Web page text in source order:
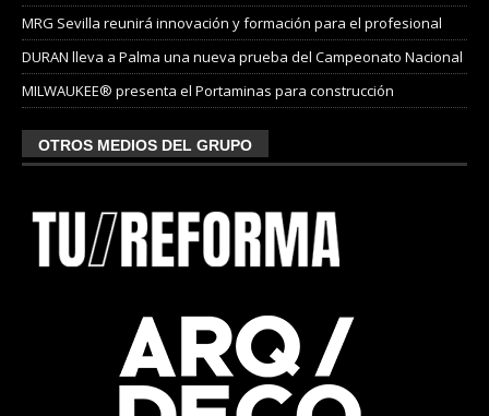
MRG Sevilla reunirá innovación y formación para el profesional
DURAN lleva a Palma una nueva prueba del Campeonato Nacional
MILWAUKEE® presenta el Portaminas para construcción
OTROS MEDIOS DEL GRUPO